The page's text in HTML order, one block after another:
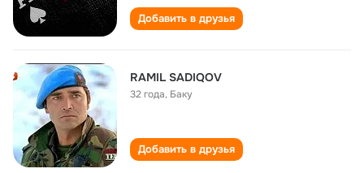
Добавить в друзья
RAMIL SADIQOV
32 года, Баку
Добавить в друзья